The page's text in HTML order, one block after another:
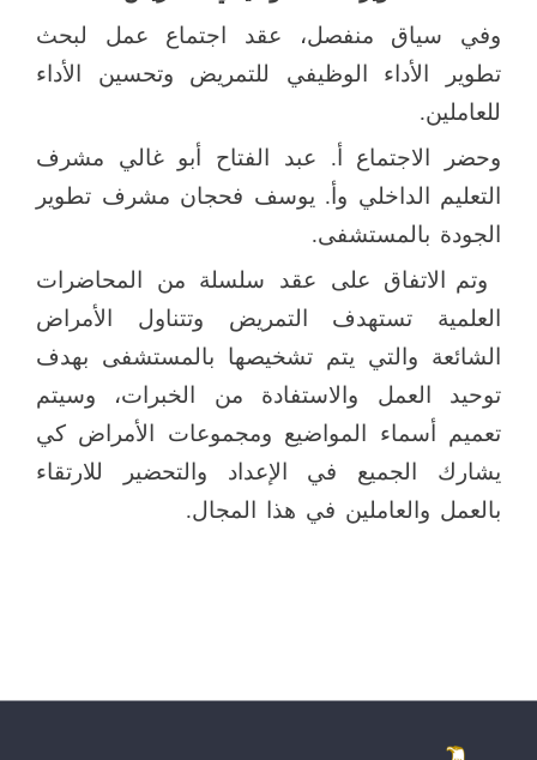
وفي سياق منفصل، عقد اجتماع عمل لبحث
تطوير الأداء الوظيفي للتمريض وتحسين الأداء
للعاملين.
وحضر الاجتماع أ. عبد الفتاح أبو غالي مشرف
التعليم الداخلي وأ. يوسف فحجان مشرف تطوير
الجودة بالمستشفى.
وتم الاتفاق على عقد سلسلة من المحاضرات
العلمية تستهدف التمريض وتتناول الأمراض
الشائعة والتي يتم تشخيصها بالمستشفى بهدف
توحيد العمل والاستفادة من الخبرات، وسيتم
تعميم أسماء المواضيع ومجموعات الأمراض كي
يشارك الجميع في الإعداد والتحضير للارتقاء
بالعمل والعاملين في هذا المجال.